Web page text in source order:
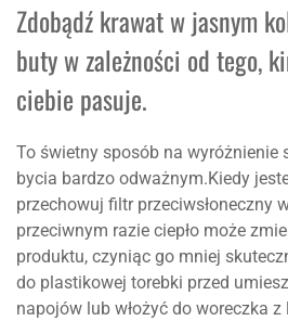
Zdobądź krawat w jasnym
buty w zależności od tego,
ciebie pasuje.
To świetny sposób na wyróżnienie
bycia bardzo odważnym.Kiedy
przechowuj filtr przeciwsłoneczny
przeciwnym razie ciepło może
produktu, czyniąc go mniej
do plastikowej torebki przed
napojów lub włożyć do woreczka